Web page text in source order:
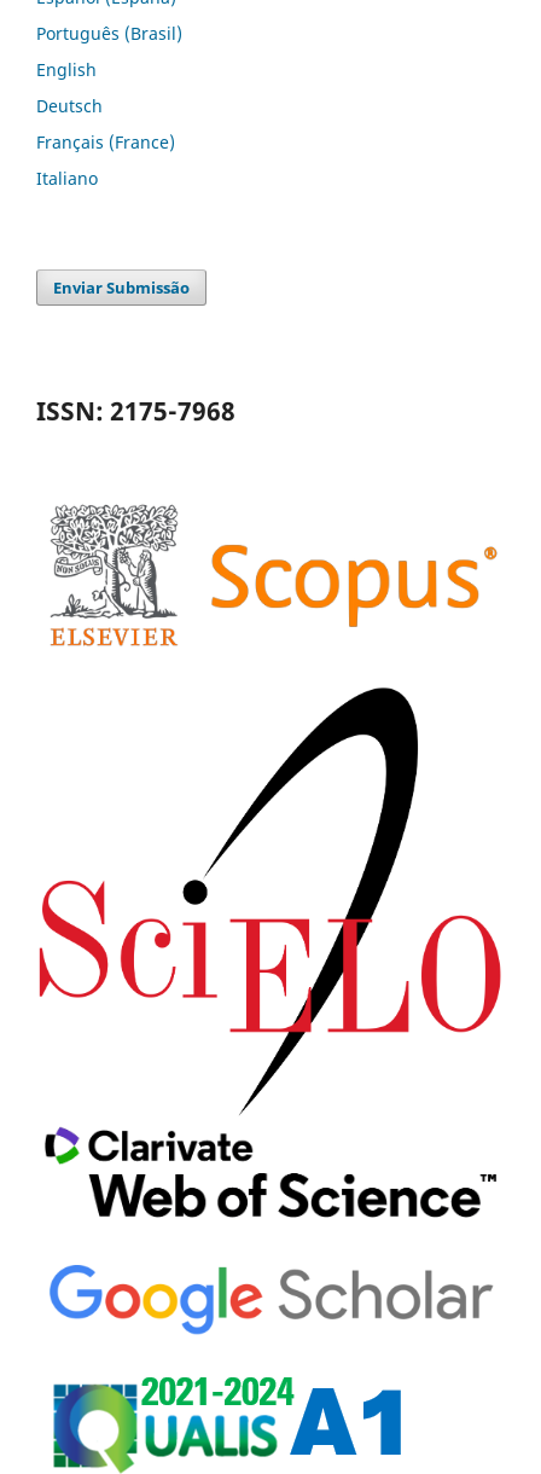
Português (Brasil)
English
Deutsch
Français (France)
Italiano
Enviar Submissão
ISSN: 2175-7968